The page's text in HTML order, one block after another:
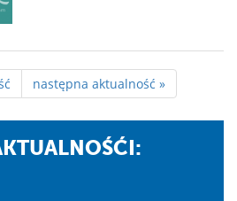
następna aktualność »